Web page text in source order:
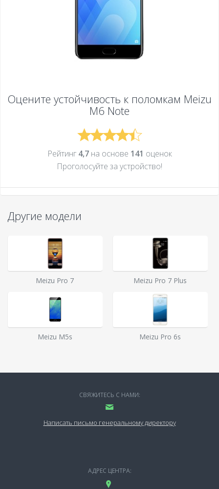
Оцените устойчивость к поломкам Meizu
M6 Note
Рейтинг 4,7на основе 141 оценок
Проголосуйте за устройcтво!
Другие модели
Meizu Pro 7 Meizu Pro 7 Plus
Meizu M5s Meizu Pro 6s
СВЯЖИТЕСЬ С НАМИ:
Написать письмо генеральному директору
АДРЕС ЦЕНТРА: